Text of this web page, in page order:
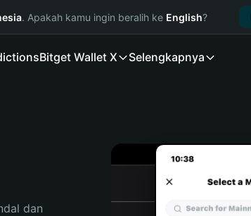
. Apakah kamu ingin beralih ke English?
Bitget Wallet X Selengkapnya
dan